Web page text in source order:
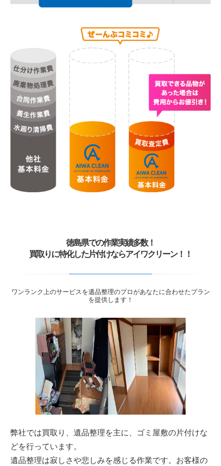
徳島県での作業実績多数！
買取りに特化した片付けならアイワクリーン！！
ワンランク上のサービスを遺品整理のプロがあなたに合わせたプラン
を提供します！
弊社では買取り、遺品整理を主に、ゴミ屋敷の片付けな
どを行っています。
遺品整理は寂しさや悲しみを感じる作業です。お客様の